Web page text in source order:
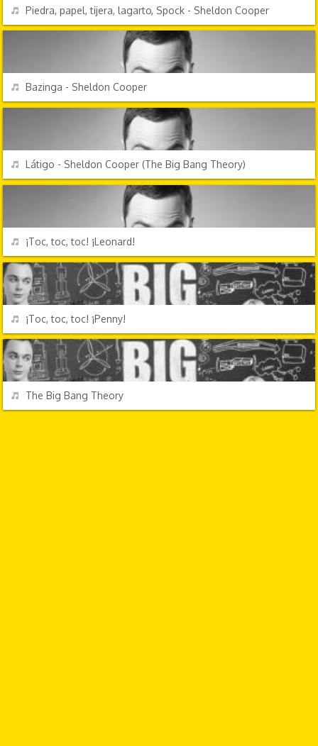
REPRODUCIR
Piedra, papel, tijera, lagarto, Spock - Sheldon Cooper
PERSONAJES Y FRASES
REPRODUCIR
Bazinga - Sheldon Cooper
REPRODUCIR
Látigo - Sheldon Cooper (The Big Bang Theory)
REPRODUCIR
¡Toc, toc, toc! ¡Leonard!
REPRODUCIR
¡Toc, toc, toc! ¡Penny!
REPRODUCIR
The Big Bang Theory